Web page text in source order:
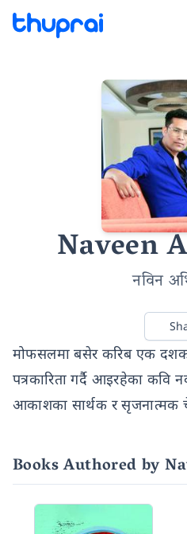
Naveen
नविन
मोफसलमा बसेर करिब एक दशक
पत्रकारिता गर्दै आइरहेका कवि
आकाशका सार्थक र सृजनात्मक
Books Authored by